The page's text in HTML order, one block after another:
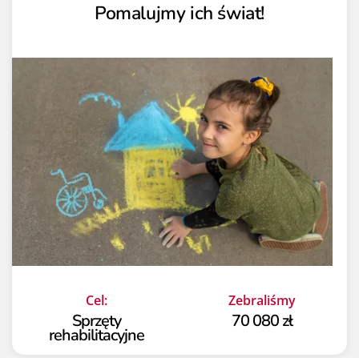
Pomalujmy ich świat!
Cel:
Sprzęty
rehabilitacyjne
Zebraliśmy
70 080 zł